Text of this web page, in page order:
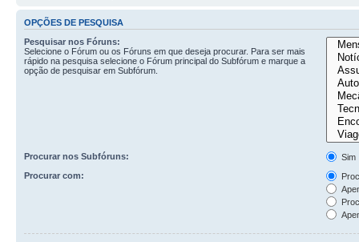
OPÇÕES DE PESQUISA
Pesquisar nos Fóruns:
Selecione o Fórum ou os Fóruns em que deseja procurar. Para ser mais
rápido na pesquisa selecione o Fórum principal do Subfórum e marque a
opção de pesquisar em Subfórum.
Procurar nos Subfóruns:
Sim
Procurar com: